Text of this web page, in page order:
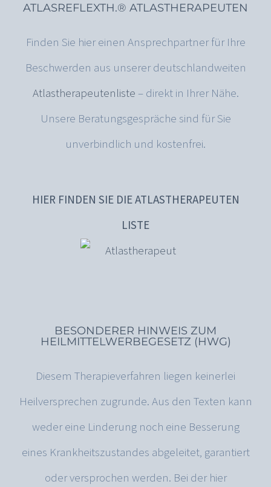
ATLASREFLEXTH.® ATLASTHERAPEUTEN
Finden Sie hier einen Ansprechpartner für Ihre
Beschwerden aus unserer deutschlandweiten
Atlastherapeutenliste – direkt in Ihrer Nähe.
Unsere Beratungsgespräche sind für Sie
unverbindlich und kostenfrei.
HIER FINDEN SIE DIE ATLASTHERAPEUTEN
LISTE
BESONDERER HINWEIS ZUM
HEILMITTELWERBEGESETZ (HWG)
Diesem Therapieverfahren liegen keinerlei
Heilversprechen zugrunde. Aus den Texten kann
weder eine Linderung noch eine Besserung
eines Krankheitszustandes abgeleitet, garantiert
oder versprochen werden. Bei der hier